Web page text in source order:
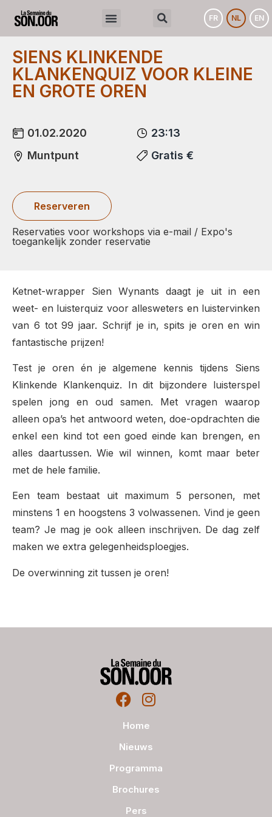
FR NL EN
SIENS KLINKENDE
KLANKENQUIZ VOOR KLEINE
EN GROTE OREN
01.02.2020
Muntpunt
23:13
Gratis €
Reserveren
Reservaties voor workshops via e-mail / Expo's
toegankelijk zonder reservatie
Ketnet-wrapper Sien Wynants daagt je uit in een
weet- en luisterquiz voor allesweters en luistervinken
van 6 tot 99 jaar. Schrijf je in, spits je oren en win
fantastische prijzen!
Test je oren én je algemene kennis tijdens Siens
Klinkende Klankenquiz. In dit bijzondere luisterspel
spelen jong en oud samen. Met vragen waarop
alleen opa’s het antwoord weten, doe-opdrachten die
enkel een kind tot een goed einde kan brengen, en
alles daartussen. Wie wil winnen, komt maar beter
met de hele familie.
Een team bestaat uit maximum 5 personen, met
minstens 1 en hoogstens 3 volwassenen. Vind je geen
team? Je mag je ook alleen inschrijven. De dag zelf
maken we extra gelegenheidsploegjes.
De overwinning zit tussen je oren!
Home
Nieuws
Programma
Brochures
Pers